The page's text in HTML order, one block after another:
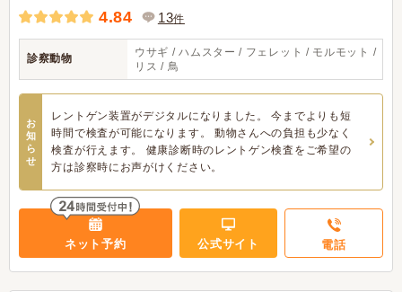
4.84 13件
診察動物
ウサギ / ハムスター / フェレット / モルモット /
リス / 鳥
お
知
ら
せ
レントゲン装置がデジタルになりました。 今までよりも短
時間で検査が可能になります。 動物さんへの負担も少なく
検査が行えます。 健康診断時のレントゲン検査をご希望の
方は診察時にお声がけください。
ネット予約 公式サイト 電話